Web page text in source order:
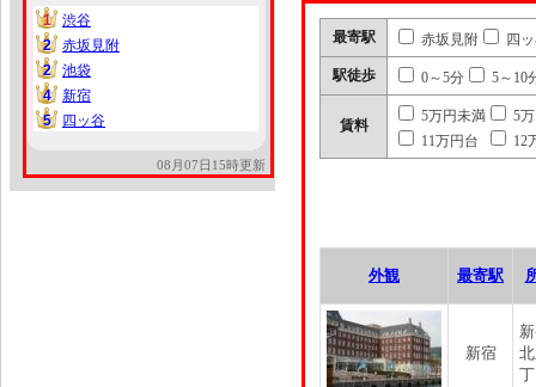
1
1
渋谷
2
2
赤坂見附
2
2
池袋
4
4
新宿
5
5 四ッ谷
08月07日15時更新
最寄駅 赤坂見附 四
駅徒歩 0～5分 5～10
賃料
5万円未満
5
11万円台
12
外観 最寄駅
新宿